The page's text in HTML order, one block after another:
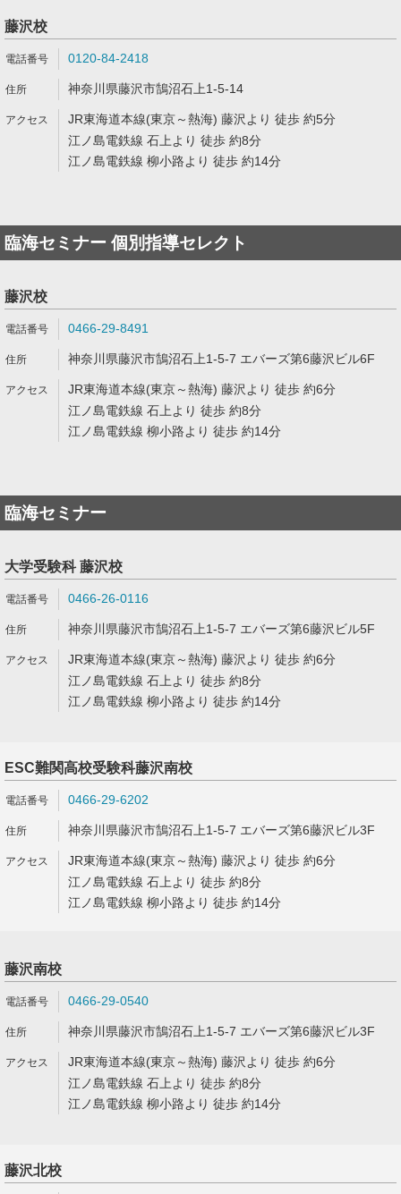
藤沢校
0120-84-2418
神奈川県藤沢市鵠沼石上1-5-14
JR東海道本線(東京～熱海) 藤沢より 徒歩 約5分
江ノ島電鉄線 石上より 徒歩 約8分
江ノ島電鉄線 柳小路より 徒歩 約14分
臨海セミナー 個別指導セレクト
藤沢校
0466-29-8491
神奈川県藤沢市鵠沼石上1-5-7 エバーズ第6藤沢ビル6F
JR東海道本線(東京～熱海) 藤沢より 徒歩 約6分
江ノ島電鉄線 石上より 徒歩 約8分
江ノ島電鉄線 柳小路より 徒歩 約14分
臨海セミナー
大学受験科 藤沢校
0466-26-0116
神奈川県藤沢市鵠沼石上1-5-7 エバーズ第6藤沢ビル5F
JR東海道本線(東京～熱海) 藤沢より 徒歩 約6分
江ノ島電鉄線 石上より 徒歩 約8分
江ノ島電鉄線 柳小路より 徒歩 約14分
ESC難関高校受験科藤沢南校
0466-29-6202
神奈川県藤沢市鵠沼石上1-5-7 エバーズ第6藤沢ビル3F
JR東海道本線(東京～熱海) 藤沢より 徒歩 約6分
江ノ島電鉄線 石上より 徒歩 約8分
江ノ島電鉄線 柳小路より 徒歩 約14分
藤沢南校
0466-29-0540
神奈川県藤沢市鵠沼石上1-5-7 エバーズ第6藤沢ビル3F
JR東海道本線(東京～熱海) 藤沢より 徒歩 約6分
江ノ島電鉄線 石上より 徒歩 約8分
江ノ島電鉄線 柳小路より 徒歩 約14分
藤沢北校